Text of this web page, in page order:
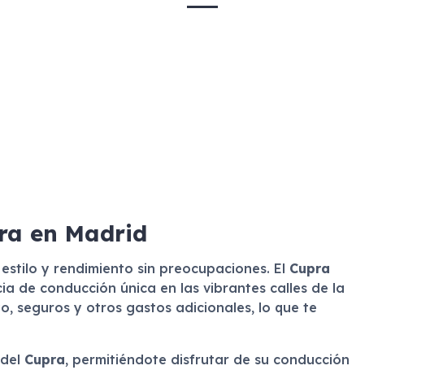
en Madrid
y rendimiento sin preocupaciones. El Cupra
de conducción única en las vibrantes calles de la
seguros y otros gastos adicionales, lo que te
Cupra, permitiéndote disfrutar de su conducción